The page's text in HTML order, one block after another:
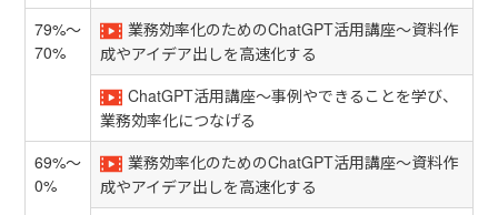
79%～
70%
業務効率化のためのChatGPT活用講座～資料作
成やアイデア出しを高速化する
ChatGPT活用講座～事例やできることを学び、
業務効率化につなげる
69%～
0%
業務効率化のためのChatGPT活用講座～資料作
成やアイデア出しを高速化する